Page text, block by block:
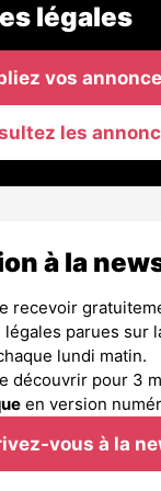
légales
vos
les
à la
recevoir
parues sur
lundi matin.
découvrir pour 3
en version
vous à la